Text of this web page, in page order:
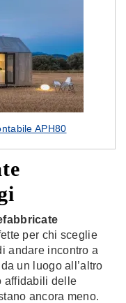
APH80
per chi sceglie
andare incontro a
un luogo all’altro
affidabili delle
ancora meno.